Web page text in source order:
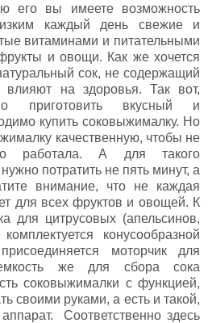
его вы имеете возможность
каждый день свежие и
витаминами и питательными
и овощи. Как же хочется
сок, не содержащий
влияют на здоровья. Так вот,
приготовить вкусный и
купить соковыжималку. Но
качественную, чтобы не
работала. А для такого
потратить не пять минут, а
внимание, что не каждая
для всех фруктов и овощей. К
для цитрусовых (апельсинов,
конусообразной
моторчик для
же для сбора сока
соковыжималки с функцией,
своими руками, а есть и такой,
Соответственно здесь